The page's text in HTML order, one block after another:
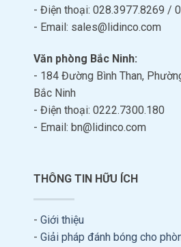
- Điện thoại: 028.3977.8269 /
- Email: sales@lidinco.com
Văn phòng Bắc Ninh:
- 184 Đường Bình Than,
Bắc Ninh
- Điện thoại: 0222.7300.180
- Email: bn@lidinco.com
THÔNG TIN HỮU ÍCH
- Giới thiệu
- Giải pháp đánh bóng cho